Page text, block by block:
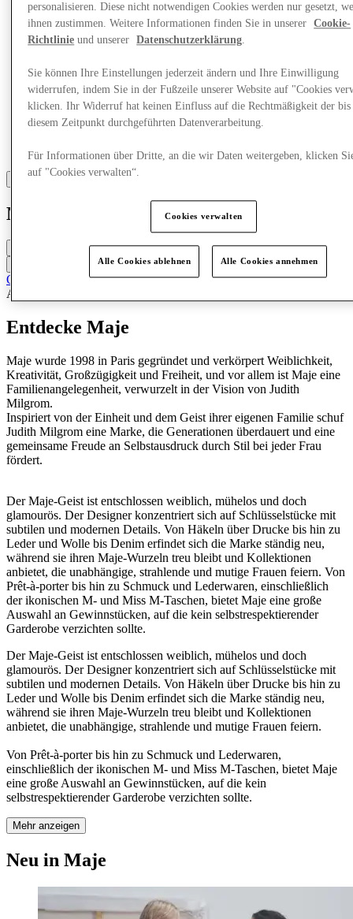
Maje
Kontaktiere den Store
Online-Katalog
Accessoires & Taschen
Entdecke Maje
Maje wurde 1998 in Paris gegründet und verkörpert Weiblichkeit,
Kreativität, Großzügigkeit und Freiheit, und vor allem ist Maje eine
Familienangelegenheit, verwurzelt in der Vision von Judith
Milgrom.
Inspiriert von der Einheit und dem Geist ihrer eigenen Familie schuf
Judith Milgrom eine Marke, die Generationen überdauert und eine
gemeinsame Freude an Selbstausdruck durch Stil bei jeder Frau
fördert.
Der Maje-Geist ist entschlossen weiblich, mühelos und doch
glamourös. Der Designer konzentriert sich auf Schlüsselstücke mit
subtilen und modernen Details. Von Häkeln über Drucke bis hin zu
Leder und Wolle bis Denim erfindet sich die Marke ständig neu,
während sie ihren Maje-Wurzeln treu bleibt und Kollektionen
anbietet, die unabhängige, strahlende und mutige Frauen feiern. Von
Prêt-à-porter bis hin zu Schmuck und Lederwaren, einschließlich
der ikonischen M- und Miss M-Taschen, bietet Maje eine große
Auswahl an Gewinnstücken, auf die kein selbstrespektierender
Garderobe verzichten sollte.
Der Maje-Geist ist entschlossen weiblich, mühelos und doch
glamourös. Der Designer konzentriert sich auf Schlüsselstücke mit
subtilen und modernen Details. Von Häkeln über Drucke bis hin zu
Leder und Wolle bis Denim erfindet sich die Marke ständig neu,
während sie ihren Maje-Wurzeln treu bleibt und Kollektionen
anbietet, die unabhängige, strahlende und mutige Frauen feiern.
Von Prêt-à-porter bis hin zu Schmuck und Lederwaren,
einschließlich der ikonischen M- und Miss M-Taschen, bietet Maje
eine große Auswahl an Gewinnstücken, auf die kein
selbstrespektierender Garderobe verzichten sollte.
Mehr anzeigen
Neu in Maje
personalisieren. Diese nicht notwendigen Cookies werden nur gesetzt,
ihnen zustimmen. Weitere Informationen finden Sie in unserer
Cookie-
Richtlinie und unserer Datenschutzerklärung.
Sie können Ihre Einstellungen jederzeit ändern und Ihre Einwilligung
widerrufen, indem Sie in der Fußzeile unserer Website auf "Cookies
klicken. Ihr Widerruf hat keinen Einfluss auf die Rechtmäßigkeit der bis
diesem Zeitpunkt durchgeführten Datenverarbeitung.
Für Informationen über Dritte, an die wir Daten weitergeben, klicken
auf "Cookies verwalten“.
Cookies verwalten
Alle Cookies ablehnen Alle Cookies annehmen